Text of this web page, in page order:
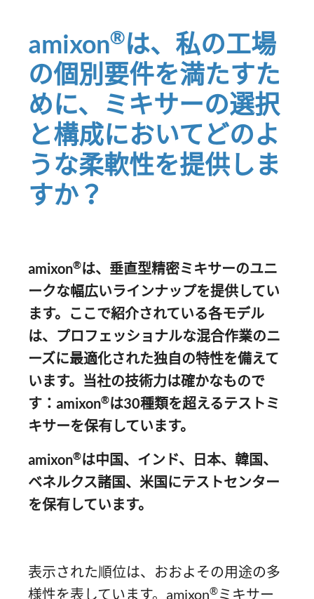
amixon®は、私の工場
の個別要件を満たすた
めに、ミキサーの選択
と構成においてどのよ
うな柔軟性を提供しま
すか？
amixon®は、垂直型精密ミキサーのユニ
ークな幅広いラインナップを提供してい
ます。ここで紹介されている各モデル
は、プロフェッショナルな混合作業のニ
ーズに最適化された独自の特性を備えて
います。当社の技術力は確かなもので
す：amixon®は30種類を超えるテストミ
キサーを保有しています。
amixon®は中国、インド、日本、韓国、
ベネルクス諸国、米国にテストセンター
を保有しています。
表示された順位は、おおよその用途の多
様性を表しています。amixon®ミキサー